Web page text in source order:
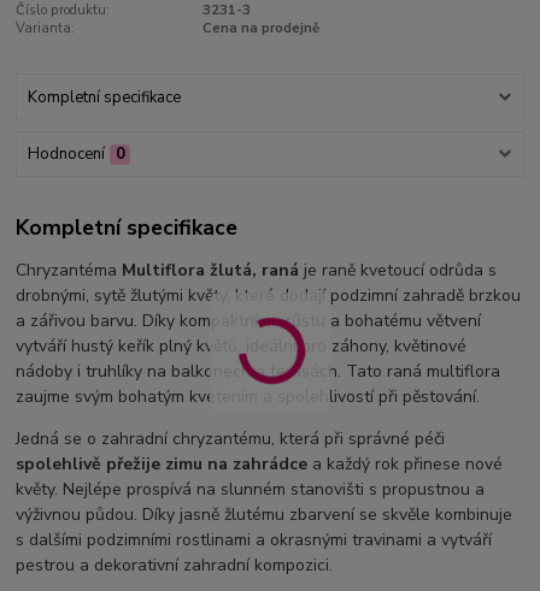
Číslo produktu:
3231-3
Varianta:
Cena na prodejně
Kompletní specifikace
Hodnocení 0
Kompletní specifikace
Chryzantéma Multiflora žlutá, raná je raně kvetoucí odrůda s
drobnými, sytě žlutými květy, které dodají podzimní zahradě brzkou
a zářivou barvu. Díky kompaktnímu růstu a bohatému větvení
vytváří hustý keřík plný květů, ideální pro záhony, květinové
nádoby i truhlíky na balkonech a terasách. Tato raná multiflora
zaujme svým bohatým kvetením a spolehlivostí při pěstování.
Jedná se o zahradní chryzantému, která při správné péči
spolehlivě přežije zimu na zahrádce a každý rok přinese nové
květy. Nejlépe prospívá na slunném stanovišti s propustnou a
výživnou půdou. Díky jasně žlutému zbarvení se skvěle kombinuje
s dalšími podzimními rostlinami a okrasnými travinami a vytváří
pestrou a dekorativní zahradní kompozici.